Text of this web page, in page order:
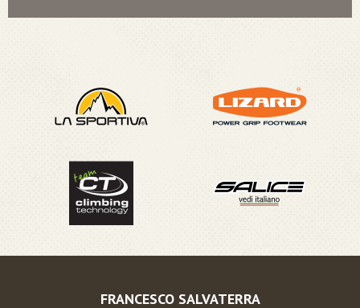
FRANCESCO SALVATERRA